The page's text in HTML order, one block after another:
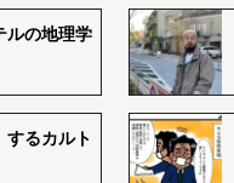
ルの地理学
するカルト